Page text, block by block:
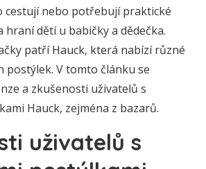
cestují nebo potřebují praktické
hraní dětí u babičky a dědečka.
patří Hauck, která nabízí různé
postýlek. V tomto článku se
a zkušenosti uživatelů s
Hauck, zejména z bazarů.
uživatelů s